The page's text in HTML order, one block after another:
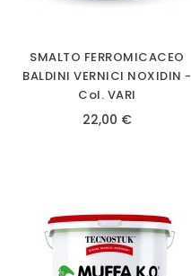
SMALTO FERROMICACEO
BALDINI VERNICI NOXIDIN -
Col. VARI
22,00 €